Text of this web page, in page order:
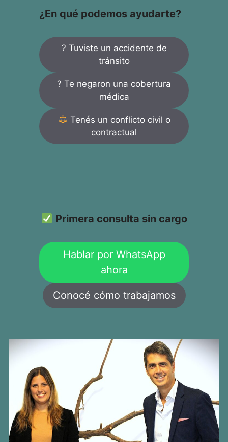
¿En qué podemos ayudarte?
? Tuviste un accidente de
tránsito
? Te negaron una cobertura
médica
Tenés un conflicto civil o
contractual
Primera consulta sin cargo
Hablar por WhatsApp
ahora
Conocé cómo trabajamos